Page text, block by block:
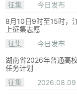
征集
今日发布
8月10日9时至15时，
上征集志愿
征集
今日发布
湖南省2026年普通高
任务计划
征集
2026.08.09